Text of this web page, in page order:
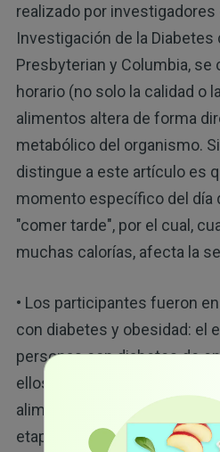
realizado por investigadores
Investigación de la Diabetes
Presbyterian y Columbia, se
horario (no solo la calidad o
alimentos altera de forma
metabólico del organismo.
distingue a este artículo es
momento específico del día
"comer tarde", por el cual,
muchas calorías, afecta la
• Los participantes fueron
con diabetes y obesidad: el
personas con diabetes de
ellos con obesidad y
alimentación o metformina o
etapa temprana. Los